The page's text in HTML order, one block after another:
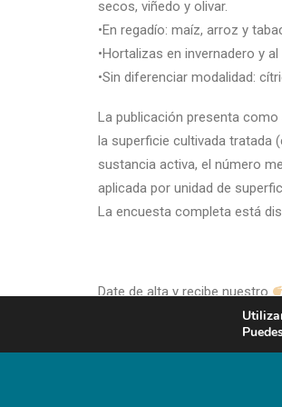
secos, viñedo y olivar.
•En regadío: maíz, arroz y
•Hortalizas en invernadero y al
•Sin diferenciar modalidad:
La publicación presenta
la superficie cultivada tratada
sustancia activa, el número
aplicada por unidad de
La encuesta completa está
Date de alta y recibe nuestro
Date de alta y recibe nuestro